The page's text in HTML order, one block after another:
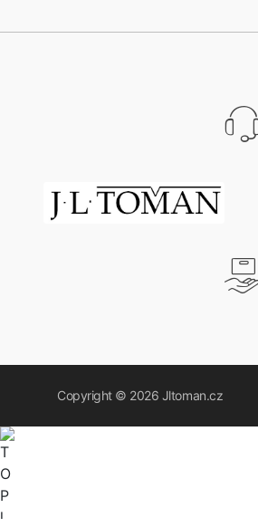
Copyright © 2026 Jltoman.cz